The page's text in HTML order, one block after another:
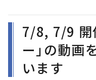
7/8, 7/9 開
ー」の動画
います